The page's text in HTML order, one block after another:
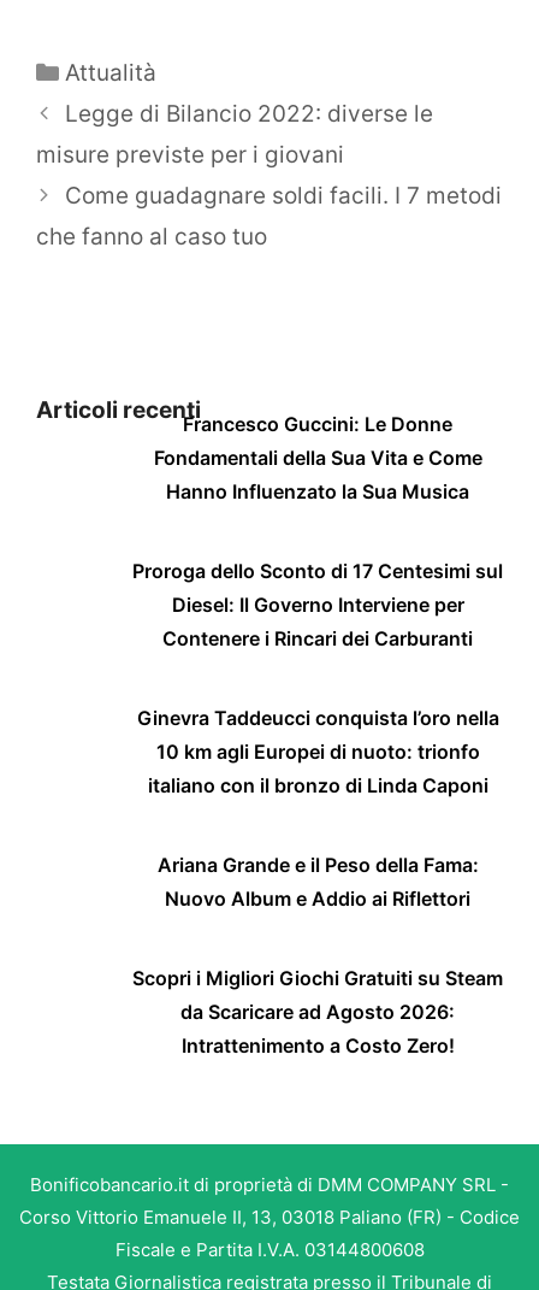
Categorie
Attualità
Legge di Bilancio 2022: diverse le
misure previste per i giovani
Come guadagnare soldi facili. I 7 metodi
che fanno al caso tuo
Articoli recentiFrancesco Guccini: Le Donne
Fondamentali della Sua Vita e Come
Hanno Influenzato la Sua Musica
Proroga dello Sconto di 17 Centesimi sul
Diesel: Il Governo Interviene per
Contenere i Rincari dei Carburanti
Ginevra Taddeucci conquista l’oro nella
10 km agli Europei di nuoto: trionfo
italiano con il bronzo di Linda Caponi
Ariana Grande e il Peso della Fama:
Nuovo Album e Addio ai Riflettori
Scopri i Migliori Giochi Gratuiti su Steam
da Scaricare ad Agosto 2026:
Intrattenimento a Costo Zero!
Bonificobancario.it di proprietà di DMM COMPANY SRL -
Corso Vittorio Emanuele II, 13, 03018 Paliano (FR) - Codice
Fiscale e Partita I.V.A. 03144800608
Testata Giornalistica registrata presso il Tribunale di